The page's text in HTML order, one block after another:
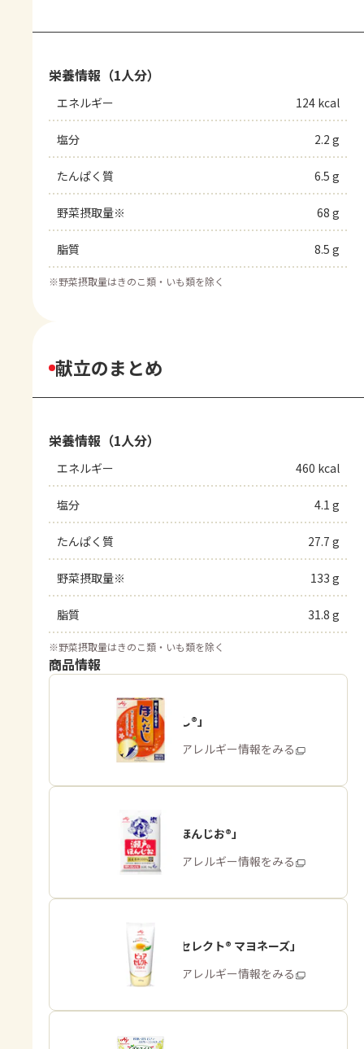
栄養情報（1人分）
エネルギー 124 kcal
塩分 2.2 g
たんぱく質 6.5 g
野菜摂取量※ 68 g
脂質 8.5 g
※野菜摂取量はきのこ類・いも類を除く
献立のまとめ
栄養情報（1人分）
エネルギー 460 kcal
塩分 4.1 g
たんぱく質 27.7 g
野菜摂取量※ 133 g
脂質 31.8 g
※野菜摂取量はきのこ類・いも類を除く
商品情報
「ほんだし®」
商品・アレルギー情報をみる
「瀬戸のほんじお®」
商品・アレルギー情報をみる
「ピュアセレクト® マヨネーズ」
商品・アレルギー情報をみる